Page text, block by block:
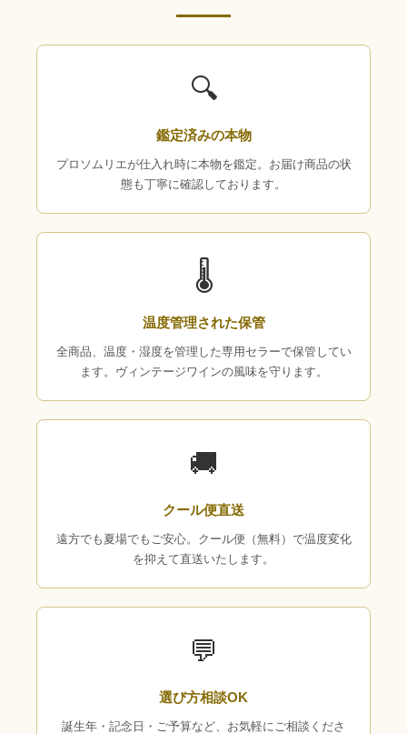
🔍
鑑定済みの本物
プロソムリエが仕入れ時に本物を鑑定。お届け商品の状
態も丁寧に確認しております。
🌡
温度管理された保管
全商品、温度・湿度を管理した専用セラーで保管してい
ます。ヴィンテージワインの風味を守ります。
🚚
クール便直送
遠方でも夏場でもご安心。クール便（無料）で温度変化
を抑えて直送いたします。
💬
選び方相談OK
誕生年・記念日・ご予算など、お気軽にご相談くださ